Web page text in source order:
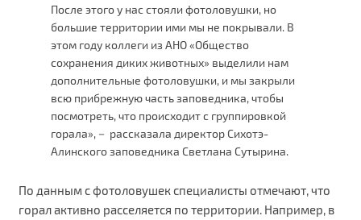
После этого у нас стояли фотоловушки, но
большие территории ими мы не покрывали. В
этом году коллеги из АНО «Общество
сохранения диких животных» выделили нам
дополнительные фотоловушки, и мы закрыли
всю прибрежную часть заповедника, чтобы
посмотреть, что происходит с группировкой
горала», − рассказала директор Сихотэ-
Алинского заповедника Светлана Сутырина.
По данным с фотоловушек специалисты отмечают, что
горал активно расселяется по территории. Например, в